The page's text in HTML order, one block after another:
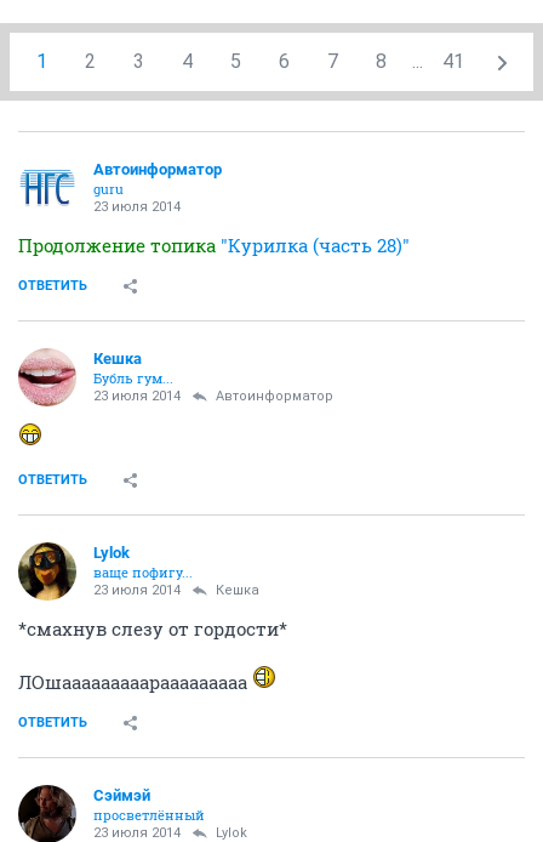
1 2 3 4 5 6 7 8 ... 41
Автоинформатор
guru
23 июля 2014
Продолжение топика "Курилка (часть 28)"
ОТВЕТИТЬ
Кешка
Бубль гум...
23 июля 2014 Автоинформатор
ОТВЕТИТЬ
Lylok
ваще пофигу...
23 июля 2014 Кешка
*смахнув слезу от гордости*
ЛОшааааааааарааааааааа
ОТВЕТИТЬ
Сэймэй
просветлённый
23 июля 2014 Lylok